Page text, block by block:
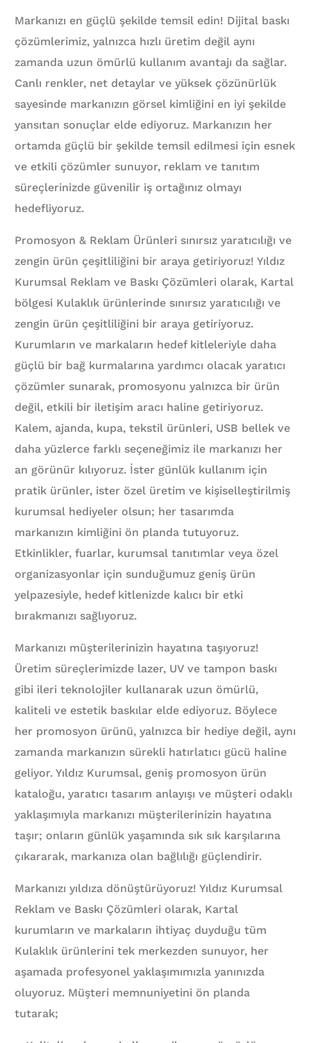
Markanızı en güçlü şekilde temsil edin! Dijital baskı
çözümlerimiz, yalnızca hızlı üretim değil aynı
zamanda uzun ömürlü kullanım avantajı da sağlar.
Canlı renkler, net detaylar ve yüksek çözünürlük
sayesinde markanızın görsel kimliğini en iyi şekilde
yansıtan sonuçlar elde ediyoruz. Markanızın her
ortamda güçlü bir şekilde temsil edilmesi için esnek
ve etkili çözümler sunuyor, reklam ve tanıtım
süreçlerinizde güvenilir iş ortağınız olmayı
hedefliyoruz.
Promosyon & Reklam Ürünleri sınırsız yaratıcılığı ve
zengin ürün çeşitliliğini bir araya getiriyoruz! Yıldız
Kurumsal Reklam ve Baskı Çözümleri olarak, Kartal
bölgesi Kulaklık ürünlerinde sınırsız yaratıcılığı ve
zengin ürün çeşitliliğini bir araya getiriyoruz.
Kurumların ve markaların hedef kitleleriyle daha
güçlü bir bağ kurmalarına yardımcı olacak yaratıcı
çözümler sunarak, promosyonu yalnızca bir ürün
değil, etkili bir iletişim aracı haline getiriyoruz.
Kalem, ajanda, kupa, tekstil ürünleri, USB bellek ve
daha yüzlerce farklı seçeneğimiz ile markanızı her
an görünür kılıyoruz. İster günlük kullanım için
pratik ürünler, ister özel üretim ve kişiselleştirilmiş
kurumsal hediyeler olsun; her tasarımda
markanızın kimliğini ön planda tutuyoruz.
Etkinlikler, fuarlar, kurumsal tanıtımlar veya özel
organizasyonlar için sunduğumuz geniş ürün
yelpazesiyle, hedef kitlenizde kalıcı bir etki
bırakmanızı sağlıyoruz.
Markanızı müşterilerinizin hayatına taşıyoruz!
Üretim süreçlerimizde lazer, UV ve tampon baskı
gibi ileri teknolojiler kullanarak uzun ömürlü,
kaliteli ve estetik baskılar elde ediyoruz. Böylece
her promosyon ürünü, yalnızca bir hediye değil, aynı
zamanda markanızın sürekli hatırlatıcı gücü haline
geliyor. Yıldız Kurumsal, geniş promosyon ürün
kataloğu, yaratıcı tasarım anlayışı ve müşteri odaklı
yaklaşımıyla markanızı müşterilerinizin hayatına
taşır; onların günlük yaşamında sık sık karşılarına
çıkararak, markanıza olan bağlılığı güçlendirir.
Markanızı yıldıza dönüştürüyoruz! Yıldız Kurumsal
Reklam ve Baskı Çözümleri olarak, Kartal
kurumların ve markaların ihtiyaç duyduğu tüm
Kulaklık ürünlerini tek merkezden sunuyor, her
aşamada profesyonel yaklaşımımızla yanınızda
oluyoruz. Müşteri memnuniyetini ön planda
tutarak;